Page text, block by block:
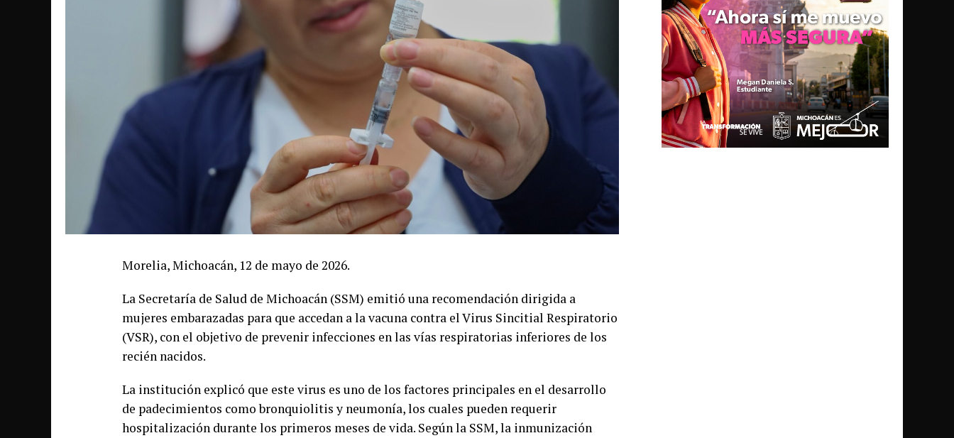
Morelia, Michoacán, 12 de mayo de 2026.
La Secretaría de Salud de Michoacán (SSM) emitió una recomendación dirigida a
mujeres embarazadas para que accedan a la vacuna contra el Virus Sincitial Respiratorio
(VSR), con el objetivo de prevenir infecciones en las vías respiratorias inferiores de los
recién nacidos.
La institución explicó que este virus es uno de los factores principales en el desarrollo
de padecimientos como bronquiolitis y neumonía, los cuales pueden requerir
hospitalización durante los primeros meses de vida. Según la SSM, la inmunización